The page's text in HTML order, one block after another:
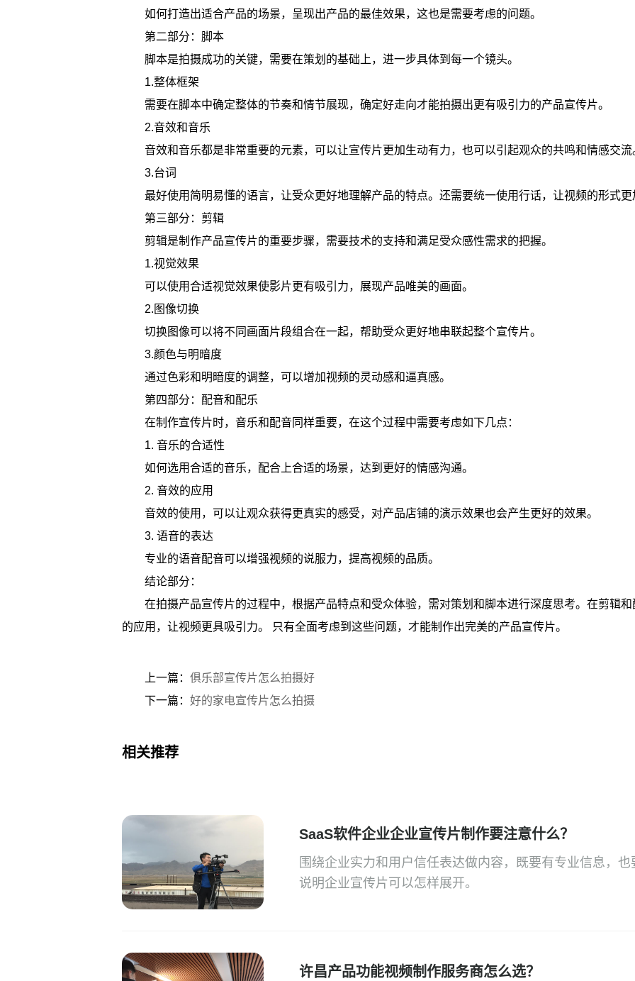
如何打造出适合产品的场景，呈现出产品的最佳效果，这也是需要考虑的问题。
第二部分：脚本
脚本是拍摄成功的关键，需要在策划的基础上，进一步具体到每一个镜头。
1.整体框架
需要在脚本中确定整体的节奏和情节展现，确定好走向才能拍摄出更有吸引力的产品宣传片。
2.音效和音乐
音效和音乐都是非常重要的元素，可以让宣传片更加生动有力，也可以引起观众的共鸣和情感交流
3.台词
最好使用简明易懂的语言，让受众更好地理解产品的特点。还需要统一使用行话，让视频的形式更
第三部分：剪辑
剪辑是制作产品宣传片的重要步骤，需要技术的支持和满足受众感性需求的把握。
1.视觉效果
可以使用合适视觉效果使影片更有吸引力，展现产品唯美的画面。
2.图像切换
切换图像可以将不同画面片段组合在一起，帮助受众更好地串联起整个宣传片。
3.颜色与明暗度
通过色彩和明暗度的调整，可以增加视频的灵动感和逼真感。
第四部分：配音和配乐
在制作宣传片时，音乐和配音同样重要，在这个过程中需要考虑如下几点：
1. 音乐的合适性
如何选用合适的音乐，配合上合适的场景，达到更好的情感沟通。
2. 音效的应用
音效的使用，可以让观众获得更真实的感受，对产品店铺的演示效果也会产生更好的效果。
3. 语音的表达
专业的语音配音可以增强视频的说服力，提高视频的品质。
结论部分：
在拍摄产品宣传片的过程中，根据产品特点和受众体验，需对策划和脚本进行深度思考。在剪辑
的应用，让视频更具吸引力。 只有全面考虑到这些问题，才能制作出完美的产品宣传片。
上一篇： 俱乐部宣传片怎么拍摄好
下一篇： 好的家电宣传片怎么拍摄
相关推荐
SaaS软件企业企业宣传片制作要注意什么？
围绕企业实力和用户信任表达做内容，既要有专业信息，
说明企业宣传片可以怎样展开。
许昌产品功能视频制作服务商怎么选？